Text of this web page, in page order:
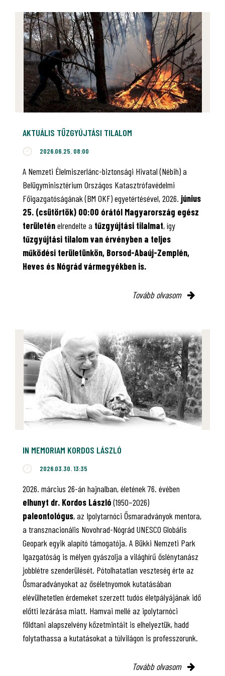
AKTUÁLIS TŰZGYÚJTÁSI TILALOM
2026.06.25. 08:00
A Nemzeti Élelmiszerlánc-biztonsági Hivatal (Nébih) a
Belügyminisztérium Országos Katasztrófavédelmi
Főigazgatóságának (BM OKF) egyetértésével, 2026. június
25. (csütörtök) 00:00 órától Magyarország egész
területénelrendelte a tűzgyújtási tilalmat, így
tűzgyújtási tilalom van érvényben a teljes
működési területünkön, Borsod-Abaúj-Zemplén,
Heves és Nógrád vármegyékben is.
Tovább olvasom
IN MEMORIAM KORDOS LÁSZLÓ
2026.03.30. 13:35
2026. március 26-án hajnalban, életének 76. évében
elhunyt dr. Kordos László(1950–2026)
paleontológus, az Ipolytarnóci Ősmaradványok mentora,
a transznacionális Novohrad-Nógrád UNESCO Globális
Geopark egyik alapító támogatója. A Bükki Nemzeti Park
Igazgatóság is mélyen gyászolja a világhírű őslénytanász
jobblétre szenderülését. Pótolhatatlan veszteség érte az
Ősmaradványokat az őséletnyomok kutatásában
elévülhetetlen érdemeket szerzett tudós életpályájának idő
előtti lezárása miatt. Hamvai mellé az ipolytarnóci
földtani alapszelvény kőzetmintáit is elhelyeztük, hadd
folytathassa a kutatásokat a túlvilágon is professzorunk.
Tovább olvasom